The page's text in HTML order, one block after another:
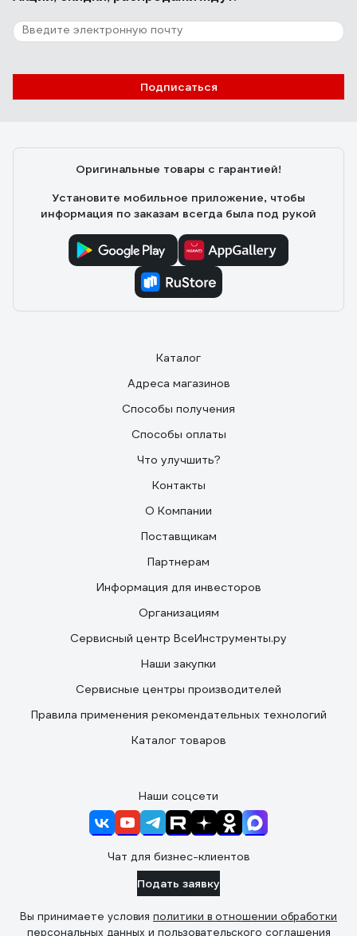
Подписаться
Оригинальные товары с гарантией!
Установите мобильное приложение, чтобы
информация по заказам всегда была под рукой
Каталог
Адреса магазинов
Способы получения
Способы оплаты
Что улучшить?
Контакты
О Компании
Поставщикам
Партнерам
Информация для инвесторов
Организациям
Сервисный центр ВсеИнструменты.ру
Наши закупки
Сервисные центры производителей
Правила применения рекомендательных технологий
Каталог товаров
Наши соцсети
Чат для бизнес-клиентов
Подать заявку
Вы принимаете условия политики в отношении обработки
персональных данных и пользовательского соглашения